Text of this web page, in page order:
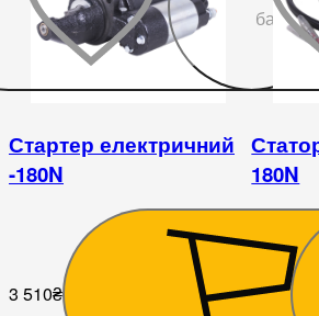
Стартер електричний
-180N
3 510₴
180N
638₴